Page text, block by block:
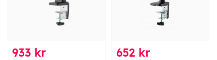
933 kr 652 kr